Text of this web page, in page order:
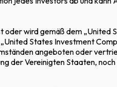
ist und über die
– eine starke
wird gemäß dem „United
States Investment
angeboten oder
der Vereinigten Staaten,